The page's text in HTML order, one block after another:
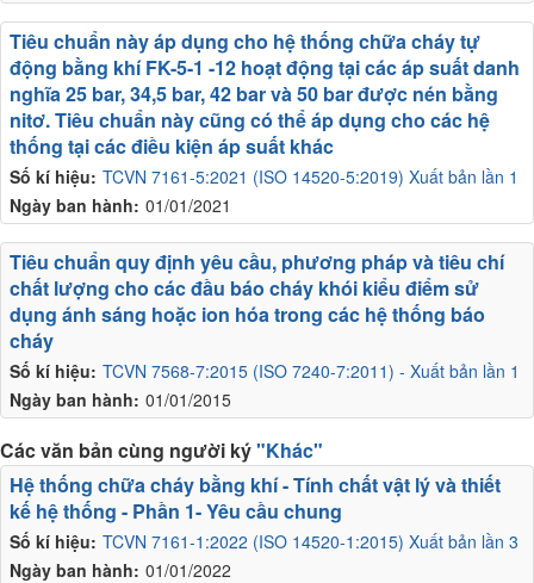
Số kí hiệu: TCVN 7161-5:2021 (ISO 14520-5:2019) Xuất bản lần 1
Ngày ban hành: 01/01/2021
Tiêu chuẩn này áp dụng cho hệ thống chữa cháy tự
động bằng khí FK-5-1 -12 hoạt động tại các áp suất danh
nghĩa 25 bar, 34,5 bar, 42 bar và 50 bar được nén bằng
nitơ. Tiêu chuẩn này cũng có thể áp dụng cho các hệ
thống tại các điều kiện áp suất khác
Số kí hiệu: TCVN 7568-7:2015 (ISO 7240-7:2011) - Xuất bản lần 1
Ngày ban hành: 01/01/2015
Tiêu chuẩn quy định yêu cầu, phương pháp và tiêu chí
chất lượng cho các đầu báo cháy khói kiểu điểm sử
dụng ánh sáng hoặc ion hóa trong các hệ thống báo
cháy
Các văn bản cùng người ký"Khác"
Số kí hiệu: TCVN 7161-1:2022 (ISO 14520-1:2015) Xuất bản lần 3
Ngày ban hành: 01/01/2022
Hệ thống chữa cháy bằng khí - Tính chất vật lý và thiết
kế hệ thống - Phần 1- Yêu cầu chung